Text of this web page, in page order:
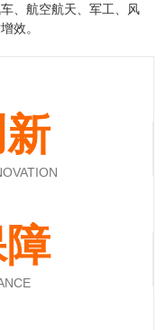
、航空航天、军工、风
效。